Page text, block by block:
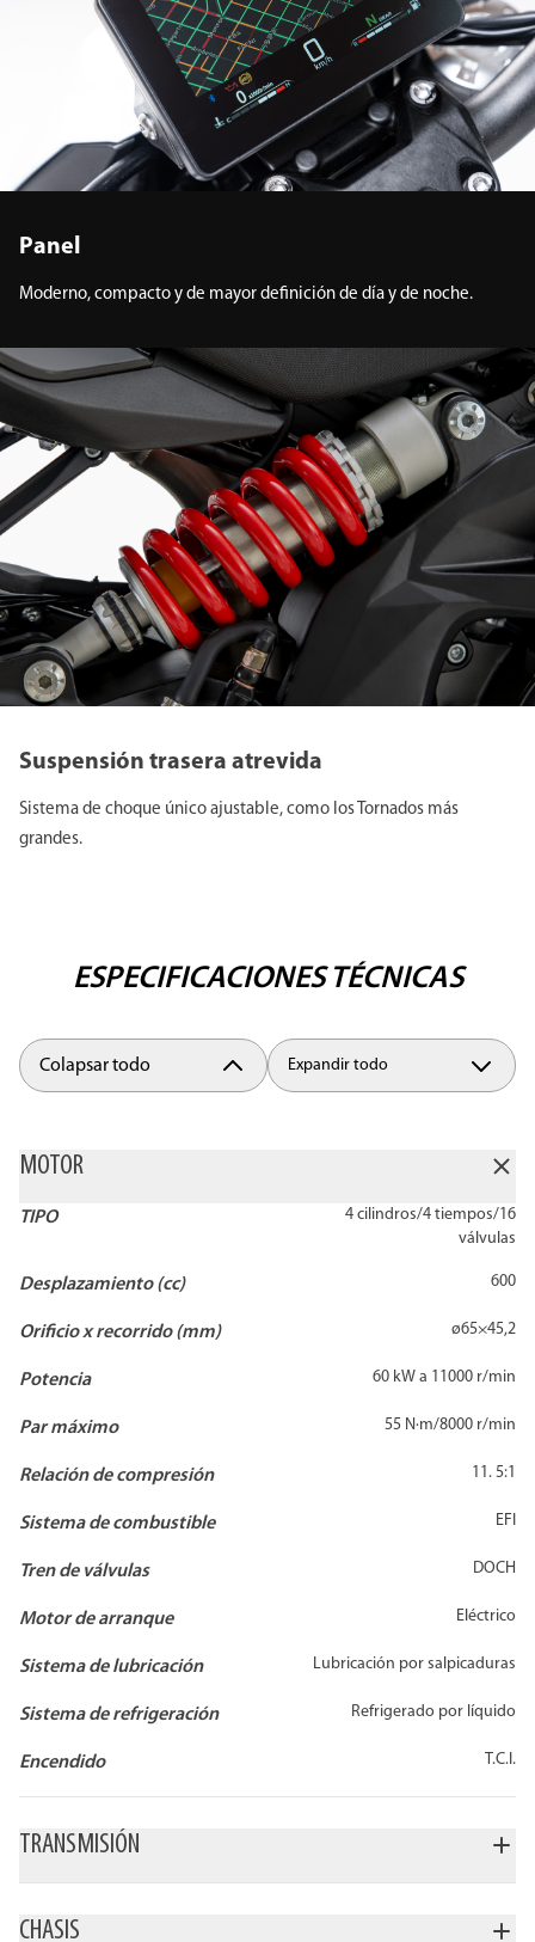
Panel
Moderno, compacto y de mayor definición de día y de noche.
Suspensión trasera atrevida
Sistema de choque único ajustable, como los Tornados más
grandes.
ESPECIFICACIONES TÉCNICAS
Colapsar todo Expandir todo
MOTOR
TIPO
4 cilindros/4 tiempos/16
válvulas
Desplazamiento (cc) 600
Orificio x recorrido (mm) ø65×45,2
Potencia 60 kW a 11000 r/min
Par máximo 55 N·m/8000 r/min
Relación de compresión 11. 5:1
Sistema de combustible EFI
Tren de válvulas DOCH
Motor de arranque Eléctrico
Sistema de lubricación Lubricación por salpicaduras
Sistema de refrigeración Refrigerado por líquido
Encendido T.C.I.
TRANSMISIÓN
CHASIS